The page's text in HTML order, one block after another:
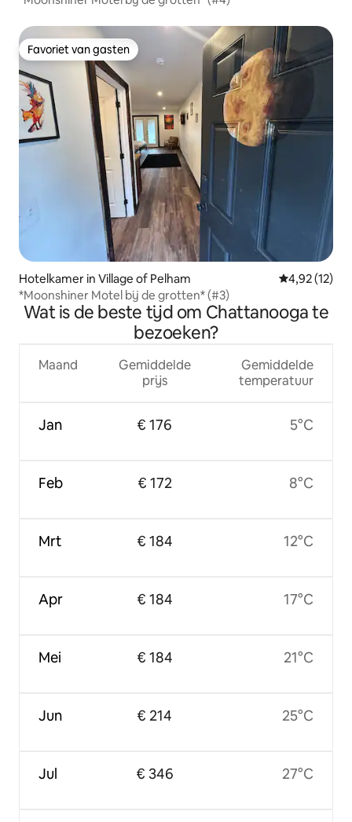
Favoriet van gasten
Favoriet van gasten
Hotelkamer in Village of Pelham Gemiddelde
4,92 (12)
*Moonshiner Motel bij de grotten* (#3)
Wat is de beste tijd om Chattanooga te
bezoeken?
Maand
Jan
Feb
Mrt
Apr
Mei
Jun
Jul
Gemiddelde
prijs
€ 176
€ 172
€ 184
€ 184
€ 184
€ 214
€ 346
Gemiddelde
temperatuur
5°C
8°C
12°C
17°C
21°C
25°C
27°C